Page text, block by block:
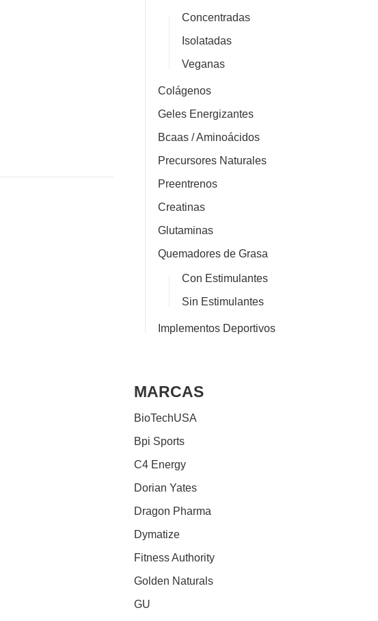
Concentradas
Isolatadas
Veganas
Colágenos
Geles Energizantes
Bcaas / Aminoácidos
Precursores Naturales
Preentrenos
Creatinas
Glutaminas
Quemadores de Grasa
Con Estimulantes
Sin Estimulantes
Implementos Deportivos
MARCAS
BioTechUSA
Bpi Sports
C4 Energy
Dorian Yates
Dragon Pharma
Dymatize
Fitness Authority
Golden Naturals
GU